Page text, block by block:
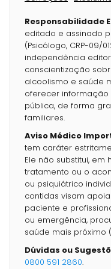
Responsabilidade
editado e assinado
(Psicólogo, CRP-09/
independência
conscientização
alcoolismo e saúde
oferecer
pública, de forma
familiares.
Aviso Médico
tem caráter
Ele não substitui,
tratamento ou o
ou psiquiátrico
contidas visam
paciente e
ou emergência,
saúde mais próximo
Dúvidas ou
0800 591 2860.